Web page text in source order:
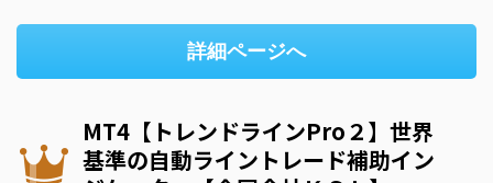
詳細ページへ
MT4【トレンドラインPro２】世界
基準の自動ライントレード補助イン